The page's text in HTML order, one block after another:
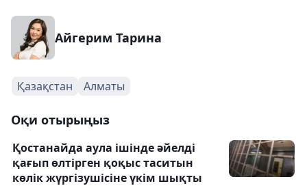
Айгерим Тарина
Қазақстан Алматы
Оқи отырыңыз
Қостанайда аула ішінде әйелді
қағып өлтірген қоқыс таситын
көлік жүргізушісіне үкім шықты